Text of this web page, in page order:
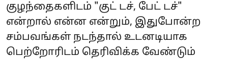
குழந்தைகளிடம் "குட் டச், பேட் டச்"
என்றால் என்ன என்றும், இதுபோன்ற
சம்பவங்கள் நடந்தால் உடனடியாக
பெற்றோரிடம் தெரிவிக்க வேண்டும்